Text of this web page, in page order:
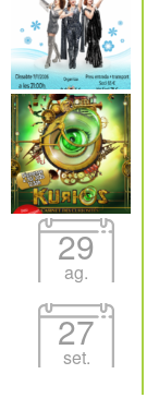
29
ag.
27
set.